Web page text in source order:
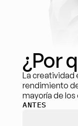
¿Por
La creatividad
rendimiento
mayoría de
ANTES